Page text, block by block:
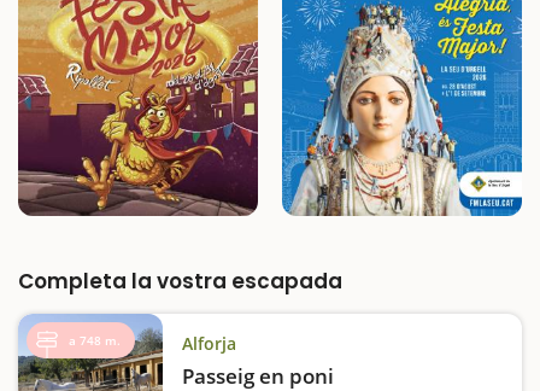
Completa la vostra escapada
a 748 m. Alforja
Passeig en poni